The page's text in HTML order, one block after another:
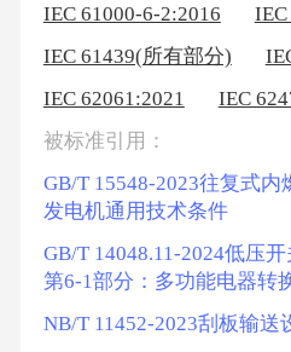
IEC 61000-6-2:2016
IEC 61439(所有部分)
IEC 62061:2021
IEC
被标准引用：
GB/T 15548-2023往复式
发电机通用技术条件
GB/T 14048.11-2024低压
第6-1部分：多功能电器转
NB/T 11452-2023刮板输送